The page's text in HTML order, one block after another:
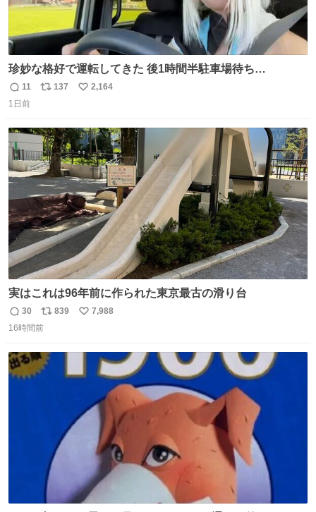
珍妙な格好で運転してきた 後1時間半駐車場待ち…
返
信
11
リ
ト
数
137
い
数
2,164
1日前
実はこれは96年前に作られた東京最古の滑り台
返
信
30
リ
ポ
ト
数
839
い
7,988
16時間前